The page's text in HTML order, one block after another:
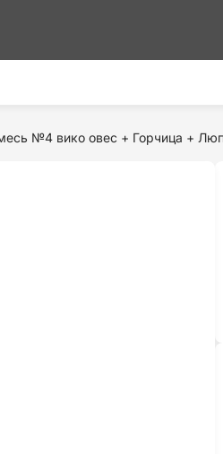
№4 вико овес + Горчица +